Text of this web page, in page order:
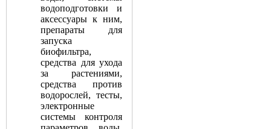
водоподготовки и
аксессуары к ним,
препараты для
запуска
биофильтра,
средства для ухода
за растениями,
средства против
водорослей, тесты,
электронные
системы контроля